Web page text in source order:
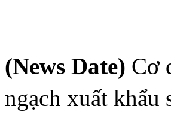
(News Date) Cơ
ngạch xuất khẩu